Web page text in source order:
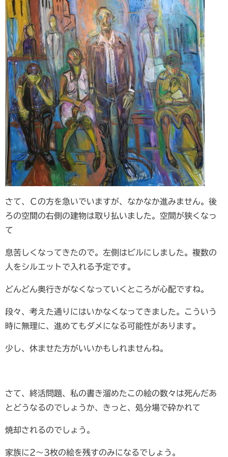
さて、Ｃの方を急いでいますが、なかなか進みません。後
ろの空間の右側の建物は取り払いました。空間が狭くなっ
て
息苦しくなってきたので。左側はビルにしました。複数の
人をシルエットで入れる予定です。
どんどん奥行きがなくなっていくところが心配ですね。
段々、考えた通りにはいかなくなってきました。こういう
時に無理に、進めてもダメになる可能性があります。
少し、休ませた方がいいかもしれませんね。
さて、終活問題、私の書き溜めたこの絵の数々は死んだあ
とどうなるのでしょうか、きっと、処分場で砕かれて
焼却されるのでしょう。
家族に2～3枚の絵を残すのみになるでしょう。